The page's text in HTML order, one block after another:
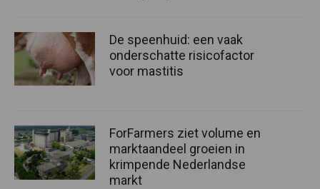
De speenhuid: een vaak
onderschatte risicofactor
voor mastitis
ForFarmers ziet volume en
marktaandeel groeien in
krimpende Nederlandse
markt